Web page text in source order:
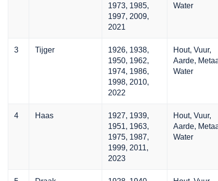
1973, 1985,
1997, 2009,
2021
Water
3 Tijger
1926, 1938,
1950, 1962,
1974, 1986,
1998, 2010,
2022
Hout, Vuur,
Aarde,
Water
4 Haas
1927, 1939,
1951, 1963,
1975, 1987,
1999, 2011,
2023
Hout, Vuur,
Aarde,
Water